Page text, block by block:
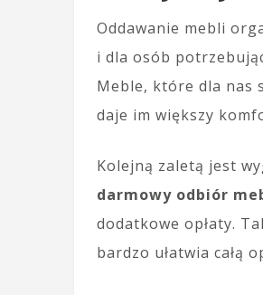
Oddawanie mebli
i dla osób
Meble, które dla nas
daje im większy
Kolejną zaletą jest
darmowy odbiór
dodatkowe opłaty.
bardzo ułatwia całą